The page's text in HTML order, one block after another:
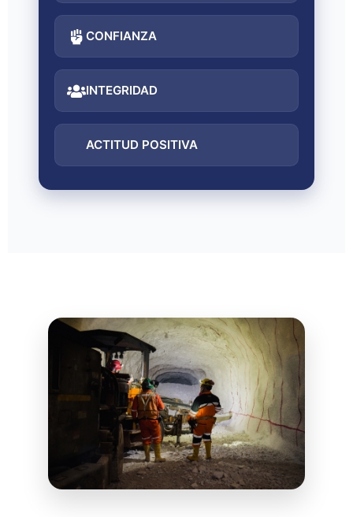
CONFIANZA
INTEGRIDAD
ACTITUD POSITIVA